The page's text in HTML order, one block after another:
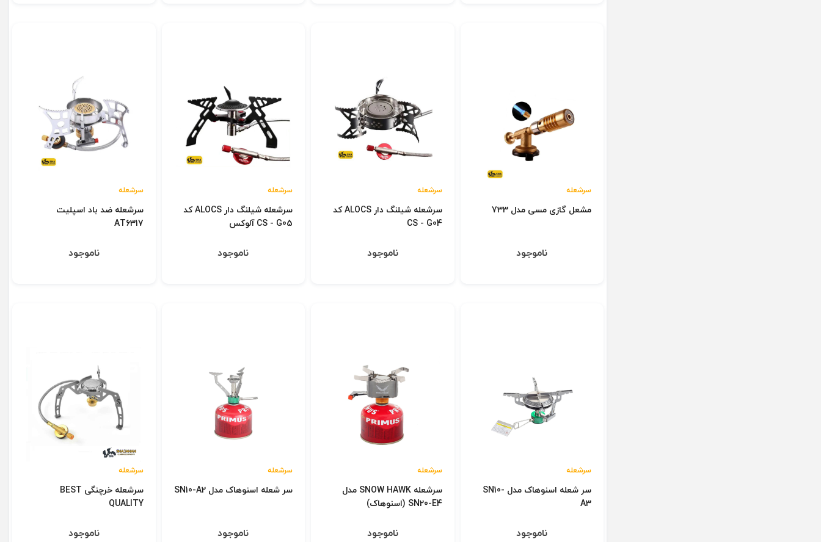
سرشعله
مشعل گازی مسی مدل 733
ناموجود
سرشعله
سرشعله شیلنگ دار ALOCS کد
CS - G04
ناموجود
سرشعله
سرشعله شیلنگ دار ALOCS کد
CS - G05 آلوکس
ناموجود
سرشعله
سرشعله ضد باد اسپلیت
AT6317
ناموجود
سرشعله
سر شعله اسنوهاک مدل SN10-
A3
ناموجود
سرشعله
سرشعله SNOW HAWK مدل
SN20-E4 (اسنوهاک)
ناموجود
سرشعله
سر شعله اسنوهاک مدل SN10-A2
ناموجود
سرشعله
سرشعله خرچنگی BEST
QUALITY
ناموجود